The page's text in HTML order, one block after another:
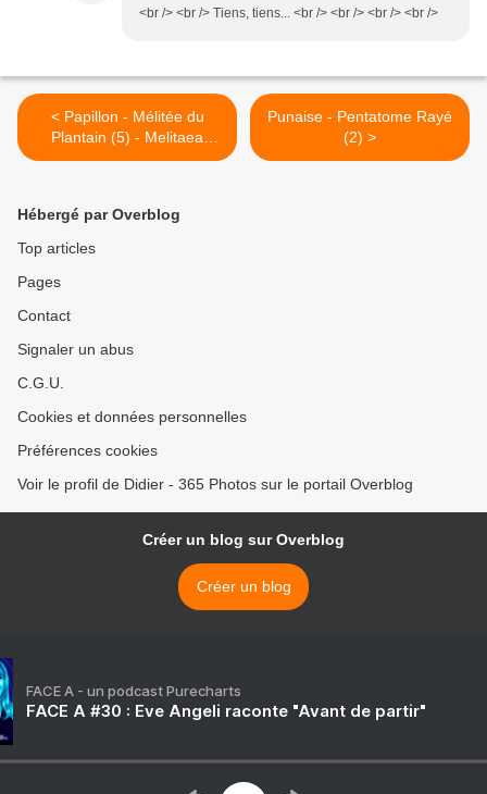
<br /> <br /> Tiens, tiens... <br /> <br /> <br /> <br />
< Papillon - Mélitée du
Plantain (5) - Melitaea
cinxia
Punaise - Pentatome Rayé
(2) >
Hébergé par Overblog
Top articles
Pages
Contact
Signaler un abus
C.G.U.
Cookies et données personnelles
Préférences cookies
Voir le profil de Didier - 365 Photos sur le portail Overblog
Créer un blog sur Overblog
Créer un blog
FACE A - un podcast Purecharts
FACE A #30 : Eve Angeli raconte "Avant de partir"